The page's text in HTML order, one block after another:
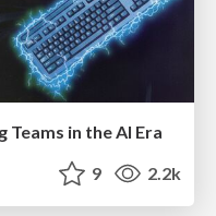
in the AI Era
9 2.2k